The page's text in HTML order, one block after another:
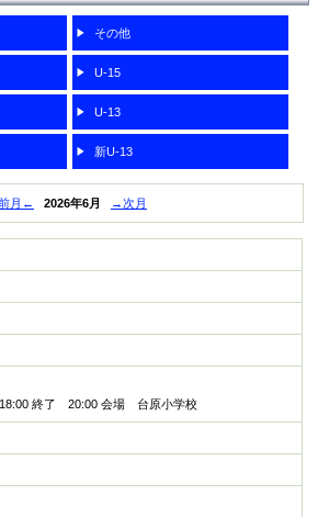
その他
U-15
U-13
新U-13
月← 2026年6月 →次月
終了 20:00 会場 台原小学校